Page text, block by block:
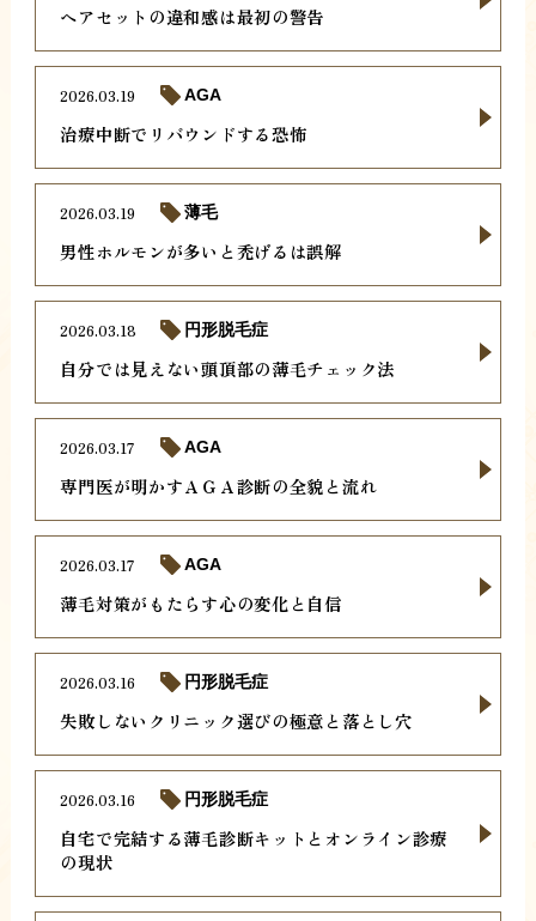
ヘアセットの違和感は最初の警告
治療中断でリバウンドする恐怖
2026.03.19 AGA
男性ホルモンが多いと禿げるは誤解
2026.03.19 薄毛
自分では見えない頭頂部の薄毛チェック法
2026.03.18 円形脱毛症
専門医が明かすＡＧＡ診断の全貌と流れ
2026.03.17 AGA
薄毛対策がもたらす心の変化と自信
2026.03.17 AGA
失敗しないクリニック選びの極意と落とし穴
2026.03.16 円形脱毛症
自宅で完結する薄毛診断キットとオンライン診療
の現状
2026.03.16 円形脱毛症